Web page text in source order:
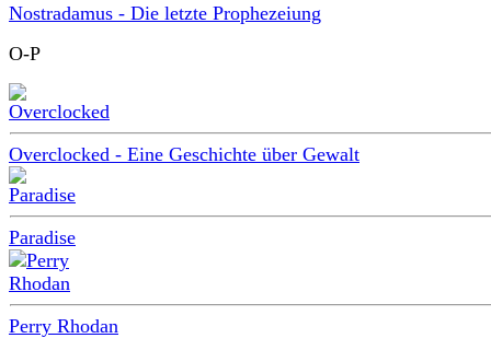
Nostradamus - Die letzte Prophezeiung
O-P
Overclocked - Eine Geschichte über Gewalt
Paradise
Perry Rhodan